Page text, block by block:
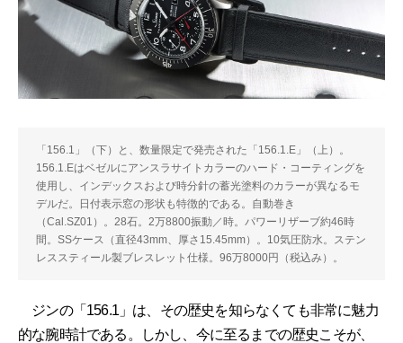
「156.1」（下）と、数量限定で発売された「156.1.E」（上）。
156.1.Eはベゼルにアンスラサイトカラーのハード・コーティングを
使用し、インデックスおよび時分針の蓄光塗料のカラーが異なるモ
デルだ。日付表示窓の形状も特徴的である。自動巻き
（Cal.SZ01）。28石。2万8800振動／時。パワーリザーブ約46時
間。SSケース（直径43mm、厚さ15.45mm）。10気圧防水。ステン
レススティール製ブレスレット仕様。96万8000円（税込み）。
ジンの「156.1」は、その歴史を知らなくても非常に魅力
的な腕時計である。しかし、今に至るまでの歴史こそが、